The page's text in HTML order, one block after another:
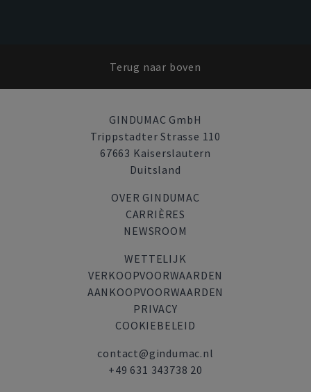
Terug naar boven
GINDUMAC GmbH
Trippstadter Strasse 110
67663 Kaiserslautern
Duitsland
OVER GINDUMAC
CARRIÈRES
NEWSROOM
WETTELIJK
VERKOOPVOORWAARDEN
AANKOOPVOORWAARDEN
PRIVACY
COOKIEBELEID
contact@gindumac.nl
+49 631 343738 20